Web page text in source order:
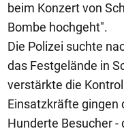
beim Konzert von
Bombe hochgeht".
Die Polizei suchte
das Festgelände in
verstärkte die
Einsatzkräfte gingen
Hunderte Besucher